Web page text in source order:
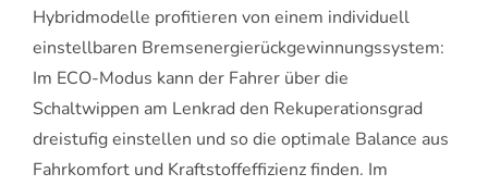
Hybridmodelle profitieren von einem individuell
einstellbaren Bremsenergierückgewinnungssystem:
Im ECO-Modus kann der Fahrer über die
Schaltwippen am Lenkrad den Rekuperationsgrad
dreistufig einstellen und so die optimale Balance aus
Fahrkomfort und Kraftstoffeffizienz finden. Im